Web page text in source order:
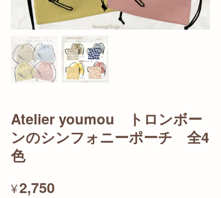
Atelier youmou トロンボー
ンのシンフォニーポーチ 全4
色
¥2,750